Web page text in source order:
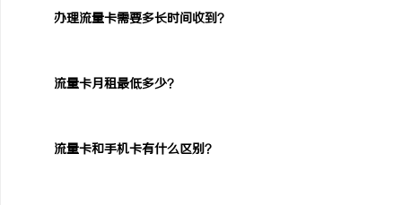
办理流量卡需要多长时间收到？
流量卡月租最低多少？
流量卡和手机卡有什么区别？